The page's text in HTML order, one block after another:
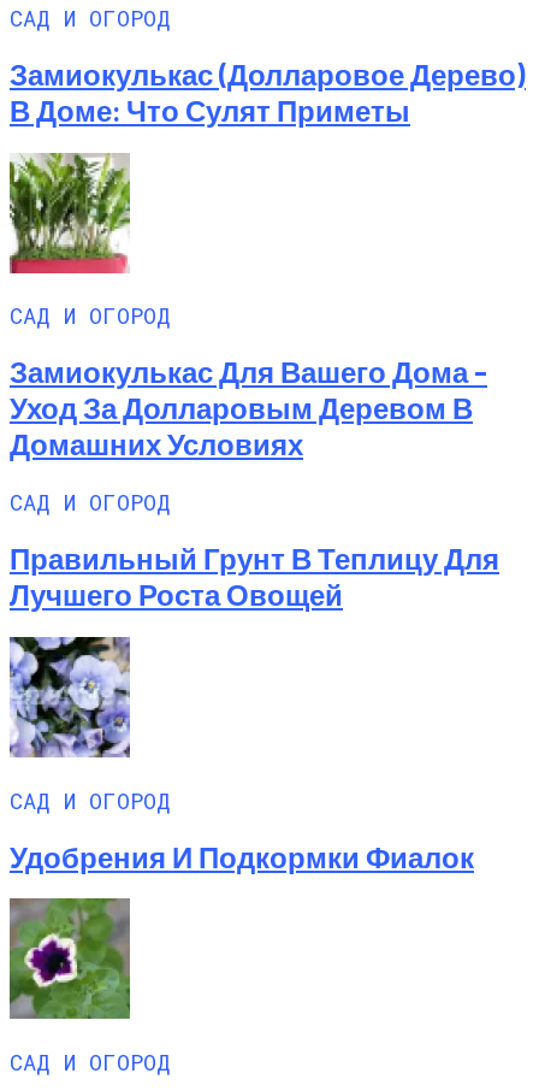
САД И ОГОРОД
Замиокулькас (долларовое Дерево)
В Доме: Что Сулят Приметы
САД И ОГОРОД
Замиокулькас Для Вашего Дома –
Уход За Долларовым Деревом В
Домашних Условиях
САД И ОГОРОД
Правильный Грунт В Теплицу Для
Лучшего Роста Овощей
САД И ОГОРОД
Удобрения И Подкормки Фиалок
САД И ОГОРОД